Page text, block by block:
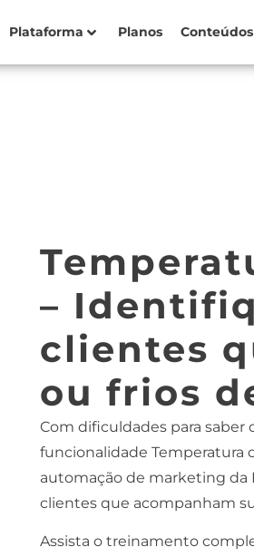
Plataforma Planos Conteúdos
–
clientes
ou frios
Com dificuldades para saber
funcionalidade Temperatura
automação de marketing da
clientes que acompanham
Assista o treinamento